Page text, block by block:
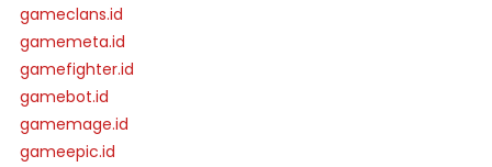
gameclans.id
gamemeta.id
gamefighter.id
gamebot.id
gamemage.id
gameepic.id